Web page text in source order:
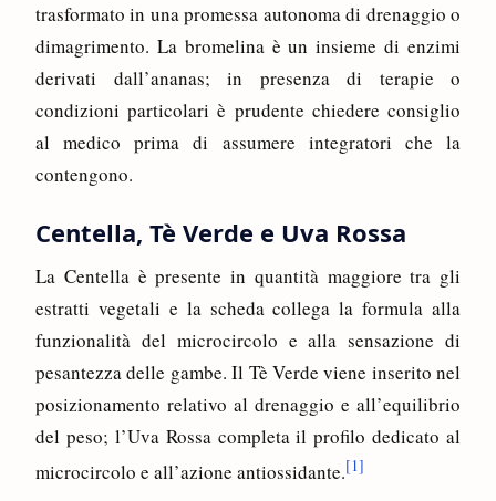
trasformato in una promessa autonoma di drenaggio o
dimagrimento. La bromelina è un insieme di enzimi
derivati dall’ananas; in presenza di terapie o
condizioni particolari è prudente chiedere consiglio
al medico prima di assumere integratori che la
contengono.
Centella, Tè Verde e Uva Rossa
La Centella è presente in quantità maggiore tra gli
estratti vegetali e la scheda collega la formula alla
funzionalità del microcircolo e alla sensazione di
pesantezza delle gambe. Il Tè Verde viene inserito nel
posizionamento relativo al drenaggio e all’equilibrio
del peso; l’Uva Rossa completa il profilo dedicato al
microcircolo e all’azione antiossidante.[1]